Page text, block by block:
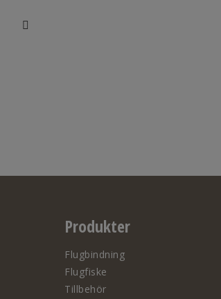
Produkter
Flugbindning
Flugfiske
Tillbehör